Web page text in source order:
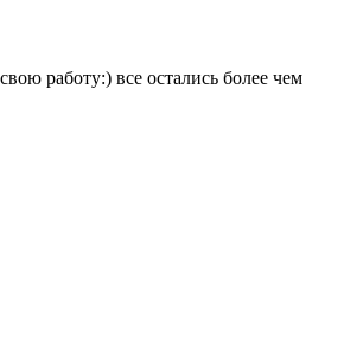
работу:) все остались более чем